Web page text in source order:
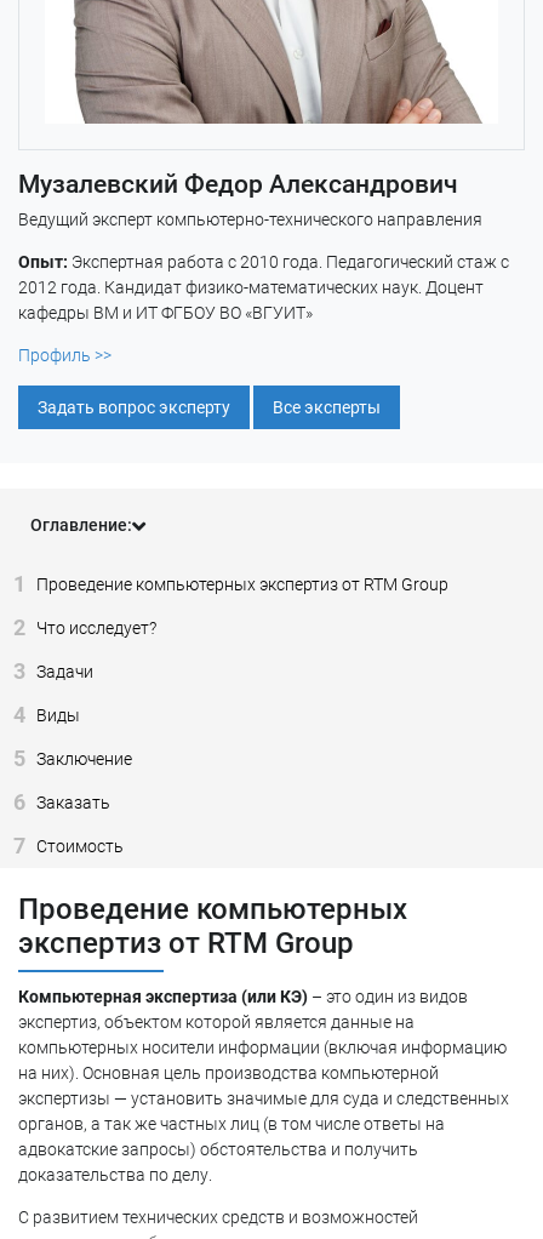
Музалевский Федор Александрович
Ведущий эксперт компьютерно-технического направления
Опыт: Экспертная работа с 2010 года. Педагогический стаж с
2012 года. Кандидат физико-математических наук. Доцент
кафедры ВМ и ИТ ФГБОУ ВО «ВГУИТ»
Профиль >>
Задать вопрос эксперту Все эксперты
Оглавление:
1 Проведение компьютерных экспертиз от RTM Group
2 Что исследует?
3 Задачи
4 Виды
5 Заключение
6 Заказать
7 Стоимость
Проведение компьютерных
экспертиз от RTM Group
Компьютерная экспертиза (или КЭ) – это один из видов
экспертиз, объектом которой является данные на
компьютерных носители информации (включая информацию
на них). Основная цель производства компьютерной
экспертизы — установить значимые для суда и следственных
органов, а так же частных лиц (в том числе ответы на
адвокатские запросы) обстоятельства и получить
доказательства по делу.
С развитием технических средств и возможностей